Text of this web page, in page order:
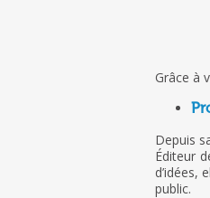
Grâce à
Depuis
Éditeur
d’idées,
public.